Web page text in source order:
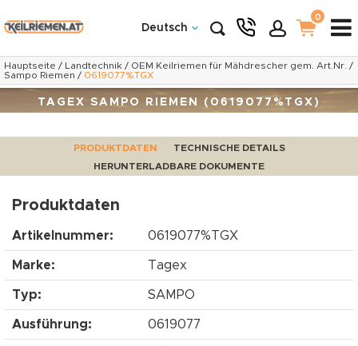
Deutsch
0
Hauptseite / Landtechnik / OEM Keilriemen für Mähdrescher gem. Art.Nr. /
Sampo Riemen / 0619077%TGX
TAGEX SAMPO RIEMEN (0619077%TGX)
PRODUKTDATEN
TECHNISCHE DETAILS
HERUNTERLADBARE DOKUMENTE
Produktdaten
Artikelnummer: 0619077%TGX
Marke: Tagex
Typ: SAMPO
Ausführung: 0619077